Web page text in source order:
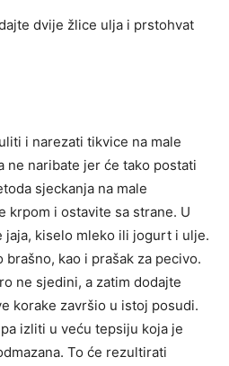
dvije žlice ulja i prstohvat
i narezati tikvice na male
ne naribate jer će tako postati
sjeckanja na male
krpom i ostavite sa strane. U
kiselo mleko ili jogurt i ulje.
kao i prašak za pecivo.
ne sjedini, a zatim dodajte
korake završio u istoj posudi.
izliti u veću tepsiju koja je
To će rezultirati